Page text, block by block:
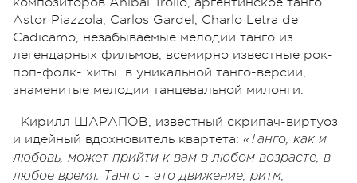
Astor Piazzola, Carlos Gardel, Charlo Letra de
Cadicamo, незабываемые мелодии танго из
легендарных фильмов, всемирно известные рок-
поп-фолк- хиты в уникальной танго-версии,
знаменитые мелодии танцевальной милонги.
Кирилл ШАРАПОВ, известный скрипач-виртуоз
и идейный вдохновитель квартета: «Танго, как и
любовь, может прийти к вам в любом возрасте, в
любое время. Танго - это движение, ритм,